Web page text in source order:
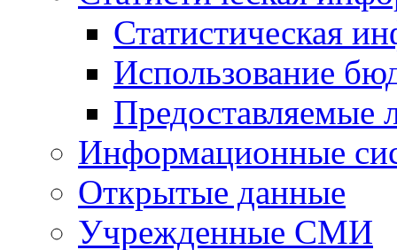
Статистическая
Использование
Предоставляемые
Информационные
Открытые данные
Учрежденные СМИ